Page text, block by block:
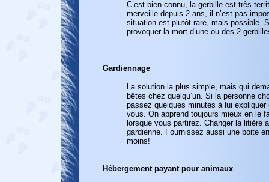
C’est bien connu, la gerbille est très
merveille depuis 2 ans, il n’est pas
situation est plutôt rare, mais possible.
provoquer la mort d’une ou des 2
Gardiennage
La solution la plus simple, mais qui
bêtes chez quelqu’un. Si la personne
passez quelques minutes à lui expliquer
vous. On apprend toujours mieux en le
lorsque vous partirez. Changer la litière
gardienne. Fournissez aussi une boite
moins!
Hébergement payant pour animaux